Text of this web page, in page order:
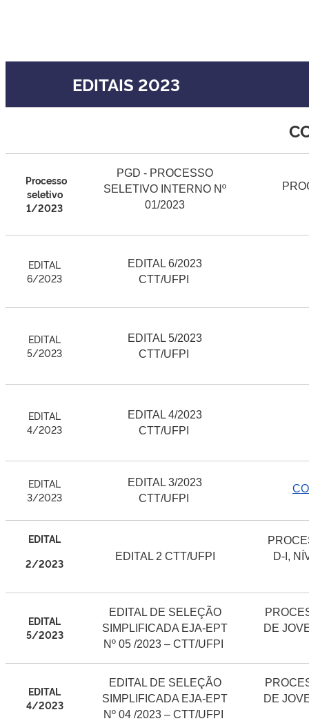
EDITAIS 2023
Processo
seletivo
1/2023
PGD - PROCESSO
SELETIVO INTERNO Nº
01/2023
EDITAL
6/2023
EDITAL 6/2023
CTT/UFPI
EDITAL
5/2023
EDITAL 5/2023
CTT/UFPI
EDITAL
4/2023
EDITAL 4/2023
CTT/UFPI
EDITAL
3/2023
EDITAL 3/2023
CTT/UFPI
EDITAL
2/2023
EDITAL 2 CTT/UFPI
D-I,
EDITAL
5/2023
EDITAL DE SELEÇÃO
SIMPLIFICADA EJA-EPT
Nº 05 /2023 – CTT/UFPI
DE
EDITAL
4/2023
EDITAL DE SELEÇÃO
SIMPLIFICADA EJA-EPT
Nº 04 /2023 – CTT/UFPI
DE